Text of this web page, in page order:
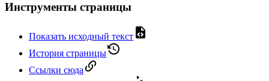
Инструменты страницы
Показать исходный текст
История страницы
Ссылки сюда